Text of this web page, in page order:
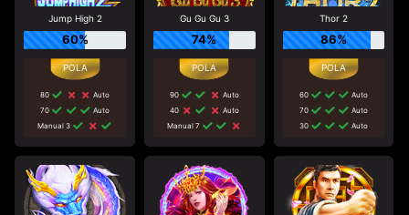
Jump High 2
60%
80
Auto
70
Auto
Manual 3
Gu Gu Gu 3
74%
90
Auto
40
Auto
Manual 7
Thor 2
86%
60
Auto
70
Auto
30
Auto